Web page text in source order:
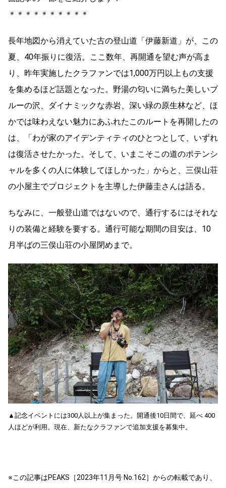
＊＊＊＊＊＊＊＊＊＊
長年地図から消えていた古の登山道「伊藤新道」が、この
夏、40年振りに復活。ここ数年、再開通を望む声が高ま
り、昨年実施したクラファンでは1,000万円以上もの支援
を集めるほど話題となった。野湯の匂いに満ちた美しいブ
ルーの沢、ダイナミックな赤岩、深い緑の原生林など、ほ
かでは味わえない魅力にあふれたこのルートを再開したの
は、「わが家のアイデンティティのひとつとして、いずれ
は復活させたかった。そして、いまこそこの道のポテンシ
ャルを多くの人に体験してほしかった」からと、三俣山荘
の小屋主でプロジェクトを主導した伊藤圭さんは語る。
ちなみに、一般登山道ではないので、通行するにはそれな
りの装備と経験を要する。通行可能な期間の目安は、10
月半ばの三俣山荘の小屋閉めまで。
▲記念イベントには300人以上が集まった。開通後10日間で、延べ 400
人ほどが利用。現在、新たなクラファンで追加支援を募集中。
※この記事はPEAKS［2023年11月号 No.162］からの転載であり、